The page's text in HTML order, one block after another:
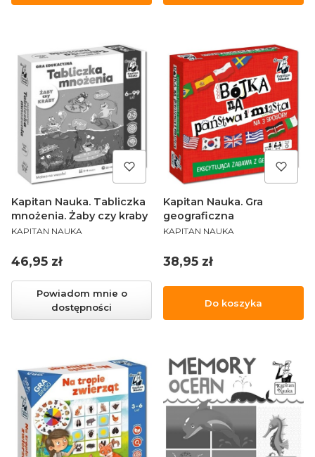
Kapitan Nauka. Tabliczka
mnożenia. Żaby czy kraby
PRODUCENT
KAPITAN NAUKA
Cena
46,95 zł
Powiadom mnie o
dostępności
Kapitan Nauka. Gra
geograficzna
PRODUCENT
KAPITAN NAUKA
Cena
38,95 zł
Do koszyka